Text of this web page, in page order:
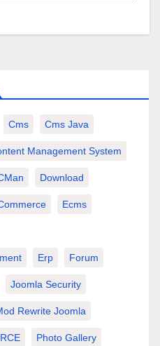
Cms Cms Java
Management System
Download
Ecms
Erp Forum
Joomla Security
Rewrite Joomla
Photo Gallery